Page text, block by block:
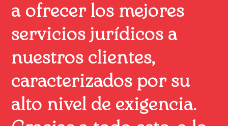
a ofrecer los mejores
servicios jurídicos a
nuestros clientes,
caracterizados por su
alto nivel de exigencia.